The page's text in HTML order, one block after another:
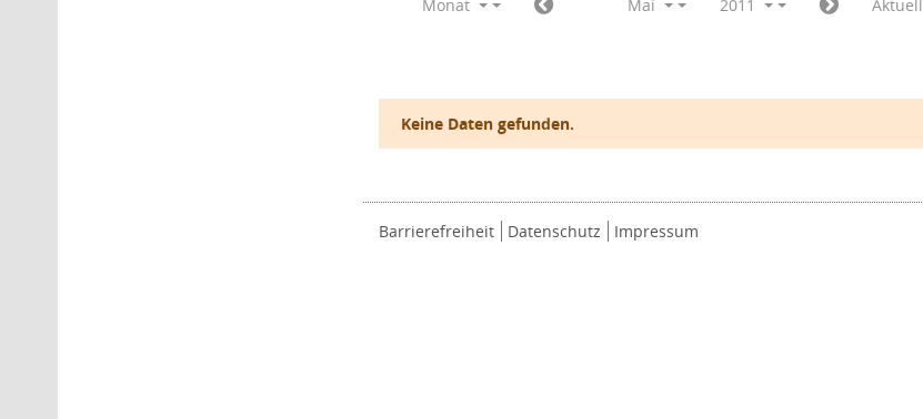
Monat Mai 2011 Aktuell
Keine Daten gefunden.
Barrierefreiheit Datenschutz Impressum